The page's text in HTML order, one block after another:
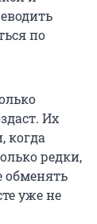
по
Их
когда
редки,
уже не